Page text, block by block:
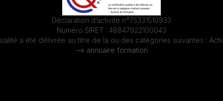
Déclaration d’activité n°75331510933
Numéro SIRET : 48847922100043
a été délivrée au titre de la ou des catégories suivantes :
--> annuaire formation